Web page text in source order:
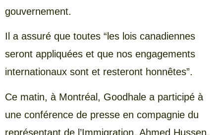
gouvernement.
Il a assuré que toutes “les lois canadiennes
seront appliquées et que nos engagements
internationaux sont et resteront honnêtes”.
Ce matin, à Montréal, Goodhale a participé à
une conférence de presse en compagnie du
représentant de l’Immigration, Ahmed Hussen,